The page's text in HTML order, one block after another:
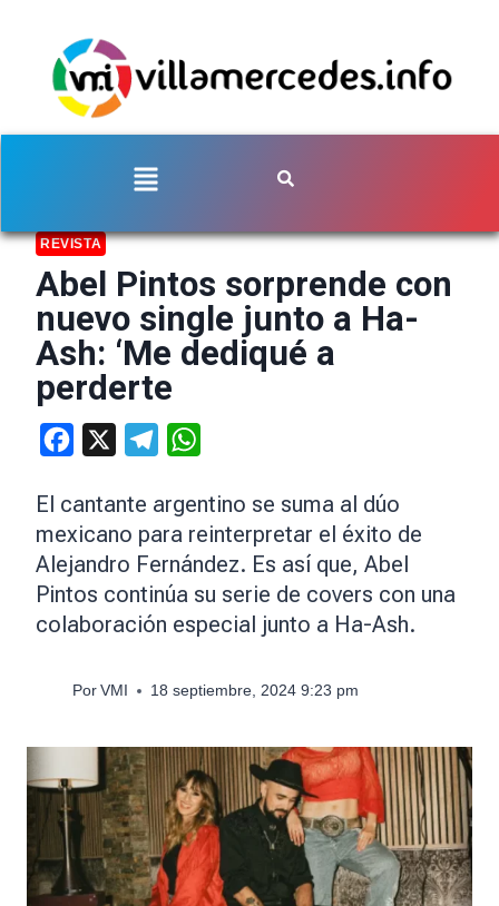
REVISTA
Abel Pintos sorprende con
nuevo single junto a Ha-
Ash: ‘Me dediqué a
perderte
Facebook Telegram
El cantante argentino se suma al dúo
mexicano para reinterpretar el éxito de
Alejandro Fernández. Es así que, Abel
Pintos continúa su serie de covers con una
colaboración especial junto a Ha-Ash.
Por VMI 18 septiembre, 2024 9:23 pm